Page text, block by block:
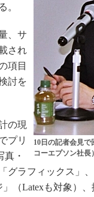
10日の記者会見
コーエプソン社長）
。
、サ
され
項目
討を
の現
プリ
・
グラフィックス」
（Latexも対象）